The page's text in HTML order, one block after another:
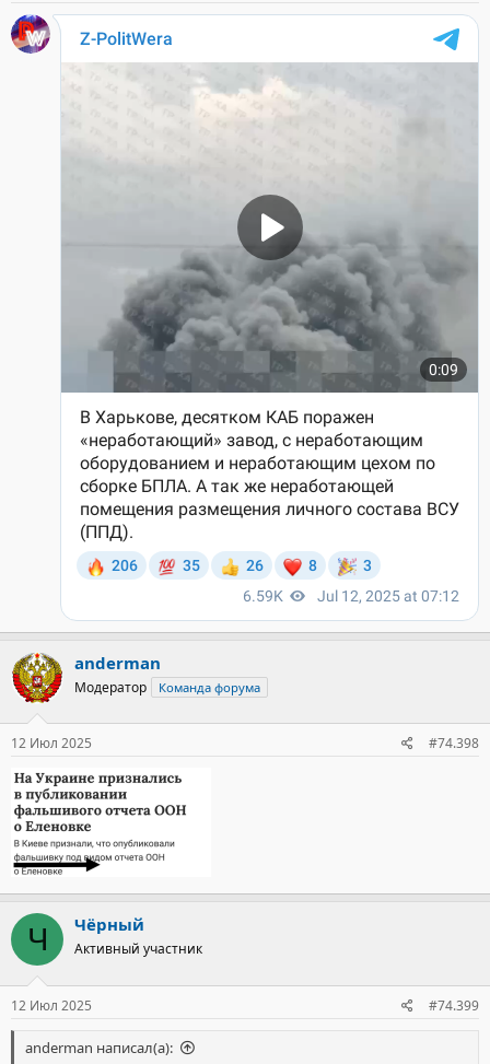
anderman
Модератор Команда форума
12 Июл 2025 #74.398
Ч Чёрный
Активный участник
12 Июл 2025 #74.399
anderman написал(а):